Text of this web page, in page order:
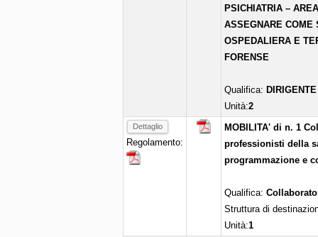
PSICHIATRIA –
ASSEGNARE COME
OSPEDALIERA E
FORENSE
Qualifica:
Unità:2
Dettaglio
Regolamento:
MOBILITA' di n. 1
professionisti della
programmazione e
Qualifica:
Struttura di
Unità:1